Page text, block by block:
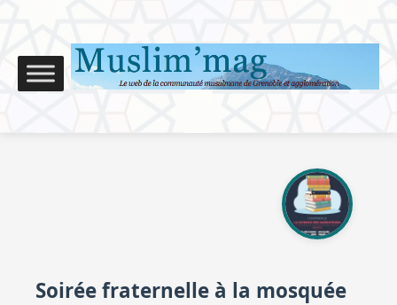
Soirée fraternelle à la mosquée